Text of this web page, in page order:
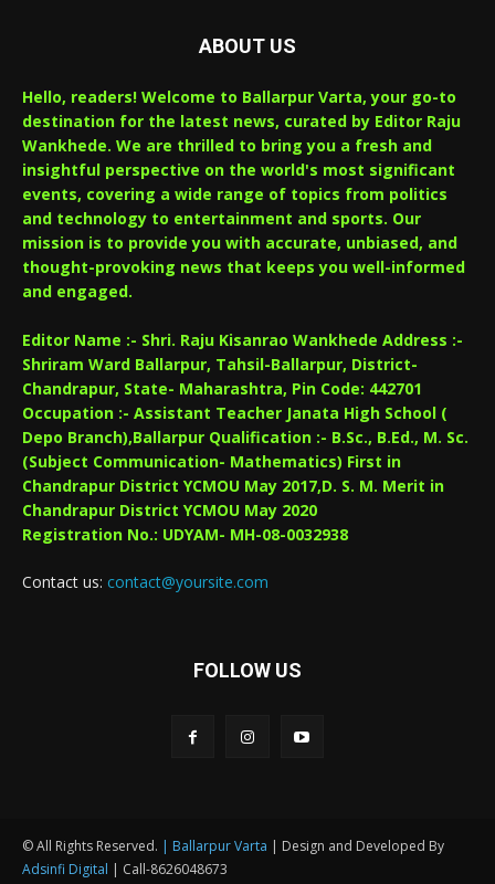
ABOUT US
Hello, readers! Welcome to Ballarpur Varta, your go-to
destination for the latest news, curated by Editor Raju
Wankhede. We are thrilled to bring you a fresh and
insightful perspective on the world's most significant
events, covering a wide range of topics from politics
and technology to entertainment and sports. Our
mission is to provide you with accurate, unbiased, and
thought-provoking news that keeps you well-informed
and engaged.
Editor Name :- Shri. Raju Kisanrao Wankhede Address :-
Shriram Ward Ballarpur, Tahsil-Ballarpur, District-
Chandrapur, State- Maharashtra, Pin Code: 442701
Occupation :- Assistant Teacher Janata High School (
Depo Branch),Ballarpur Qualification :- B.Sc., B.Ed., M. Sc.
(Subject Communication- Mathematics) First in
Chandrapur District YCMOU May 2017,D. S. M. Merit in
Chandrapur District YCMOU May 2020
Registration No.: UDYAM- MH-08-0032938
Contact us: contact@yoursite.com
FOLLOW US
© All Rights Reserved. | Ballarpur Varta | Design and Developed By
Adsinfi Digital | Call-8626048673